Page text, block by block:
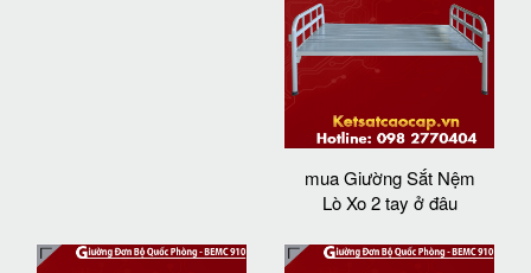
mua Giường Sắt Nệm
Lò Xo 2 tay ở đâu